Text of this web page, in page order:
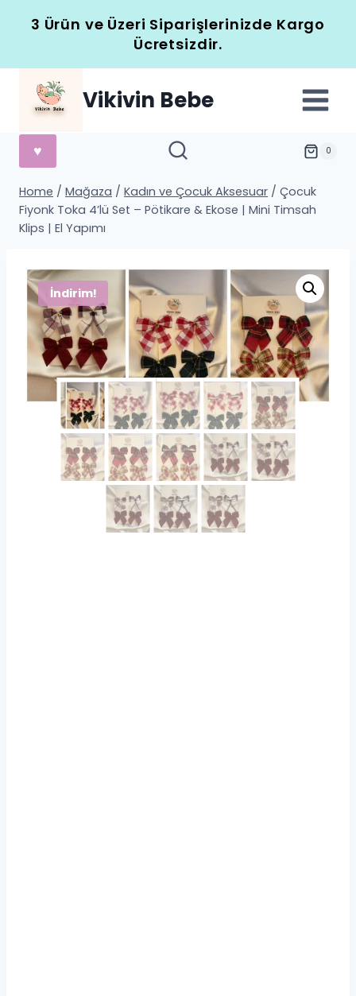
3 Ürün ve Üzeri Siparişlerinizde Kargo
Ücretsizdir.
Vikivin Bebe
♥ 0
Home / Mağaza / Kadın ve Çocuk Aksesuar / Çocuk
Fiyonk Toka 4’lü Set – Pötikare & Ekose | Mini Timsah
Klips | El Yapımı
İndirim!